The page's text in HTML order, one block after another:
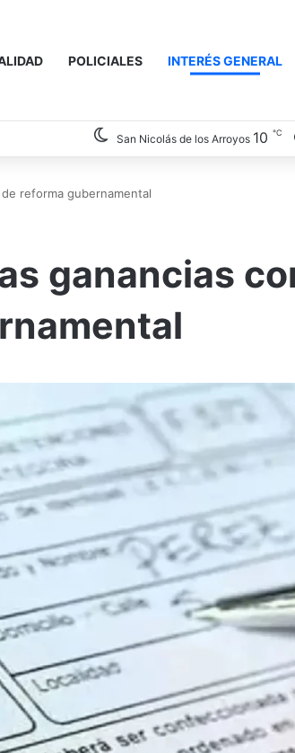
POLICIALES INTERÉS GENERAL
San Nicolás de los Arroyos 10 ℃
reforma gubernamental
ganancias